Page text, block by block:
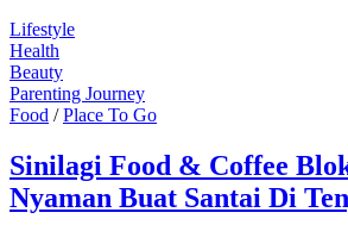
Lifestyle
Health
Beauty
Parenting Journey
Food /Place To Go
Sinilagi Food & Coffee
Nyaman Buat Santai Di